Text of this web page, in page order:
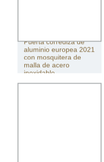
Puerta corrediza de
aluminio europea 2021
con mosquitera de
malla de acero
inoxidable